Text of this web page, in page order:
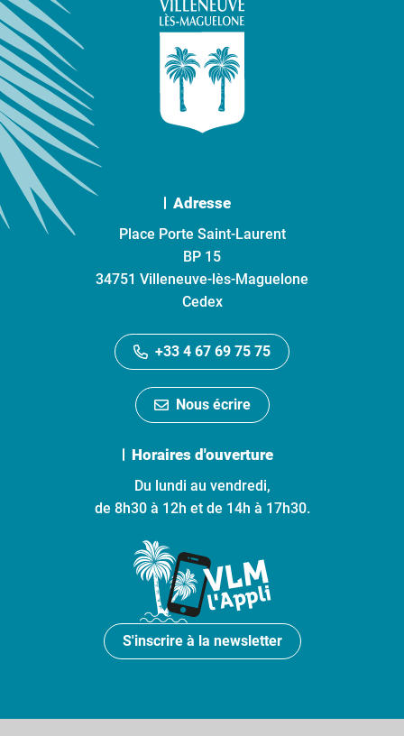
Adresse
Place Porte Saint-Laurent
BP 15
34751 Villeneuve-lès-Maguelone
Cedex
+33 4 67 69 75 75
Nous écrire
Horaires d'ouverture
Du lundi au vendredi,
de 8h30 à 12h et de 14h à 17h30.
S'inscrire à la newsletter